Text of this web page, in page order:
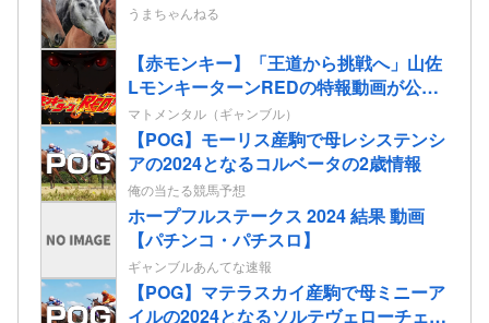
うまちゃんねる
【赤モンキー】「王道から挑戦へ」山佐
LモンキーターンREDの特報動画が公
開！
マトメンタル（ギャンブル）
【POG】モーリス産駒で母レシステンシ
アの2024となるコルベータの2歳情報
俺の当たる競馬予想
ホープフルステークス 2024 結果 動画
【パチンコ・パチスロ】
ギャンブルあんてな速報
【POG】マテラスカイ産駒で母ミニーア
イルの2024となるソルテヴェローチェの